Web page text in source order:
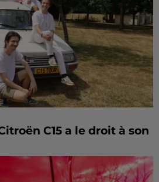
C15 a le droit à son